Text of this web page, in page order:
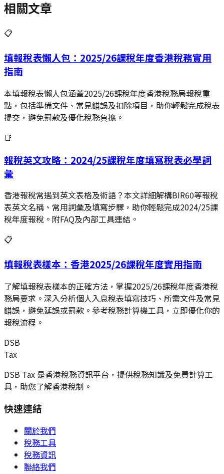
相關文章
📋
填報稅表懶人包：2025/26課稅年度香港稅務實用
指南
本填報稅表懶人包涵蓋2025/26課稅年度香港稅務局報稅重
點，包括準備文件、常見錯誤及扣除項目，助你輕鬆完成稅表
提交，避免罰款及優化稅務負擔。
📑
報稅英文攻略：2024/25課稅年度填寫稅表必學詞
彙
香港報稅常遇到英文表格及術語？本文詳細解構BIR60等報稅
表英文名稱、常用詞彙及填寫步驟，助你輕鬆完成2024/25課
稅年度報稅。附FAQ及內部工具連結。
📋
填報稅表樣本：香港2025/26課稅年度實用指南
了解填報稅表樣本的正確方法，掌握2025/26課稅年度香港稅
務局要求。深入分析個人入息稅表填寫技巧、所需文件及常見
錯誤，避免延誤或罰款。參考稅務計算機工具，立即優化你的
報稅流程。
DSB
Tax
DSB Tax 是香港稅務資訊平台，提供稅務知識及免費計算工
具，助您了解香港稅制。
快速連結
關於我們
稅務工具
稅務資訊
聯絡我們